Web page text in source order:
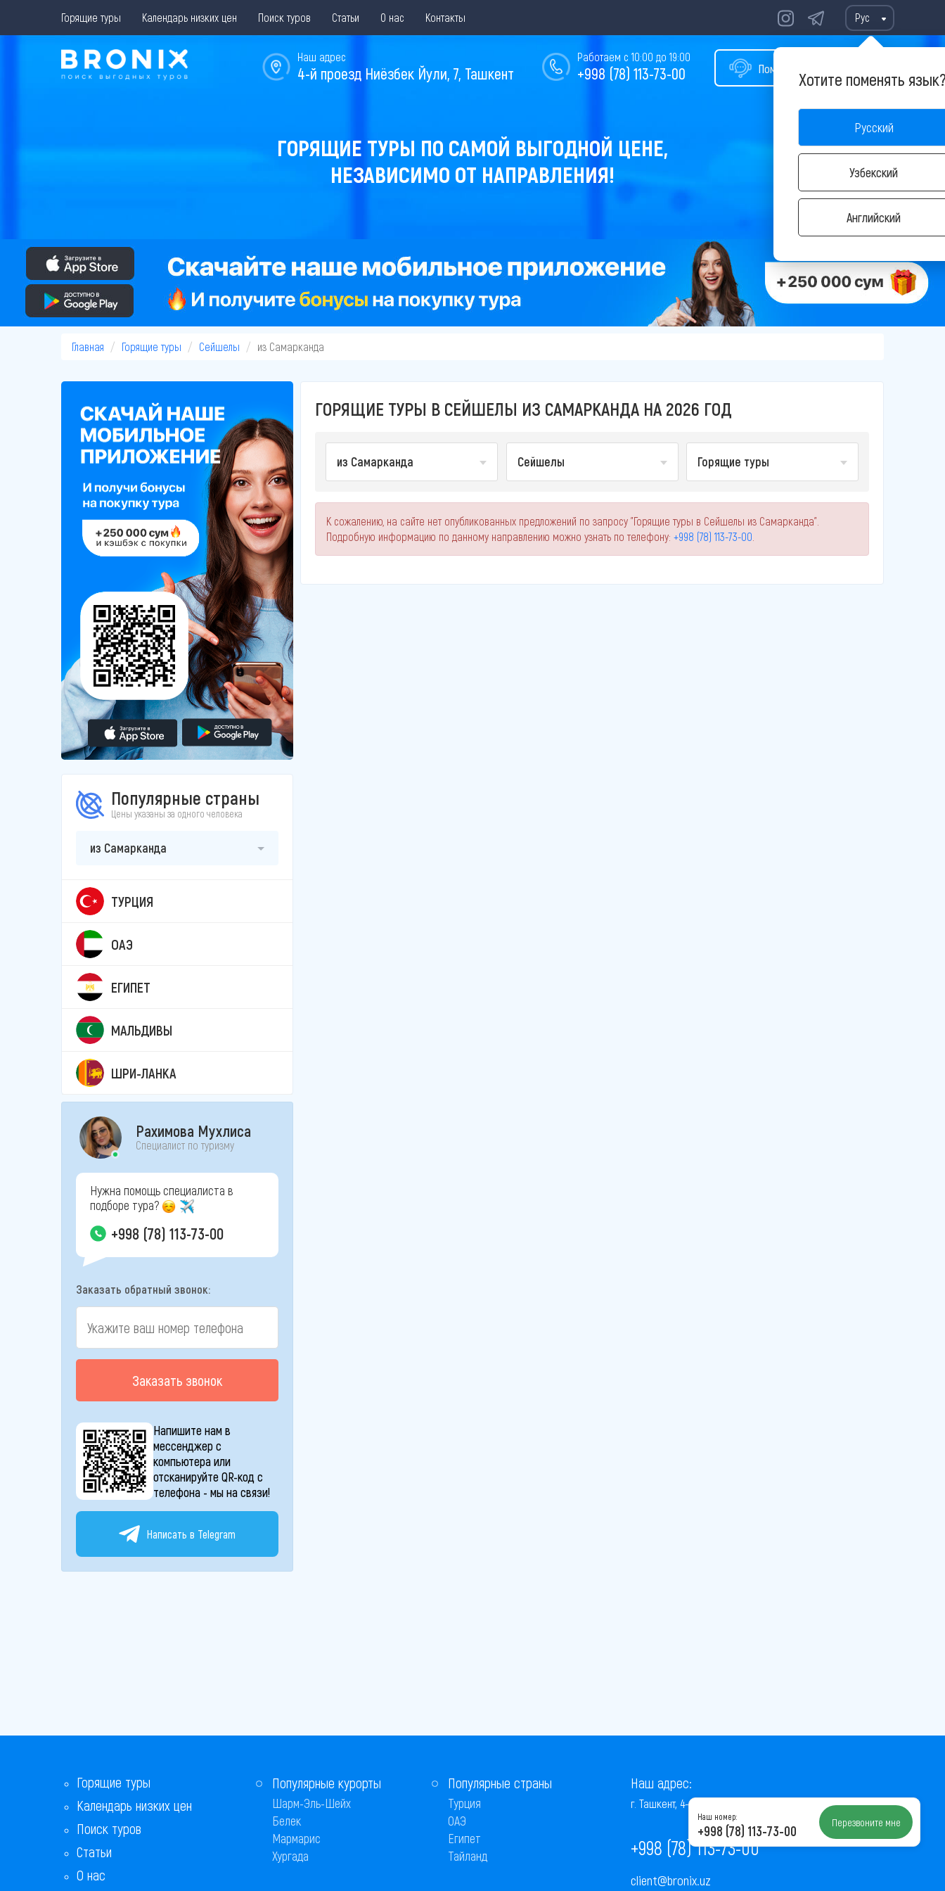
Горящие туры Календарь низких цен Поиск туров Статьи О нас Контакты Рус
Хотите поменять
Русский
Узбекский
Английский
Помощь в подборе тура
Работаем с 10:00 до 19:00
+998 (78) 113-73-00
Наш адрес
4-й проезд Ниёзбек Йули, 7, Ташкент
ГОРЯЩИЕ ТУРЫ ПО САМОЙ ВЫГОДНОЙ ЦЕНЕ,
НЕЗАВИСИМО ОТ НАПРАВЛЕНИЯ!
Главная Горящие туры Сейшелы из Самарканда
Популярные страны
Цены указаны за одного человека
из Самарканда
ТУРЦИЯ
ОАЭ
ЕГИПЕТ
МАЛЬДИВЫ
ШРИ-ЛАНКА
Рахимова Мухлиса
Специалист по туризму
Нужна помощь специалиста в
подборе тура?
+998 (78) 113-73-00
Заказать обратный звонок:
Заказать звонок
Напишите нам в
мессенджер с
компьютера или
отсканируйте QR-код с
телефона - мы на связи!
Написать в Telegram
ГОРЯЩИЕ ТУРЫ В СЕЙШЕЛЫ ИЗ САМАРКАНДА НА 2026 ГОД
из Самарканда Сейшелы Горящие туры
К сожалению, на сайте нет опубликованных предложений по запросу "Горящие туры в Сейшелы из Самарканда".
Подробную информацию по данному направлению можно узнать по телефону: +998 (78) 113-73-00
Горящие туры
Календарь низких цен
Поиск туров
Статьи
О нас
Популярные курорты
Шарм-Эль-Шейх
Белек
Мармарис
Хургада
Популярные страны
Турция
ОАЭ
Египет
Тайланд
Наш адрес:
г. Ташкент, 4-й проезд Ниёзбек Йули, 7
+998 (78) 113-73-00
client@bronix.uz
Наш номер:
+998 (78) 113-73-00 Перезвоните мне